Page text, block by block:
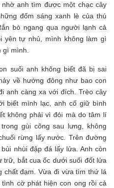
anh tìm được một chạc cây
đốm sáng xanh lè của thú
bò ngang qua người lạnh cả
yên tự nhủ, mình không làm gì
gì mình.
suối anh không biết đã bị sai
về hướng đông như bao con
anh càng xa với đích. Trèo cây
biết mình lạc, anh cố giữ bình
không phải vì đói mà do tâm lí
gùi cõng sau lưng, không
rừng lấy nước. Trên đường
nhùi đập đá lấy lửa. Anh còn
trữ, bắt cua ốc dưới suối đốt lửa
chất đạm. Vừa đi vừa tìm thứ lá
cờ phát hiện con ong rồi cả